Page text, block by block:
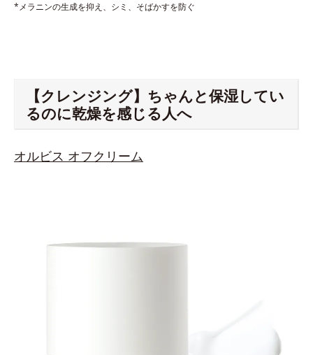
*メラニンの生成を抑え、シミ、そばかすを防ぐ
【クレンジング】ちゃんと保湿してい
るのに乾燥を感じる人へ
オルビス オフクリーム